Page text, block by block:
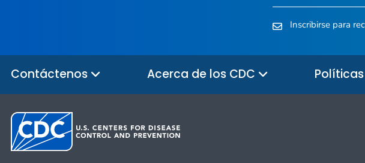
Inscribirse para
Contáctenos Acerca de los CDC Políticas